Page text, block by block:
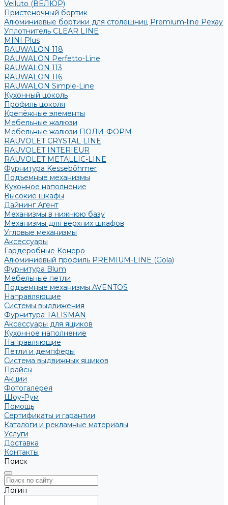
Velluto (ВЕЛЮР)
Пристеночный бортик
Алюминиевые бортики для столешниц Premium‑line Рехау
Уплотнитель CLEAR LINE
MINI Plus
RAUWALON 118
RAUWALON Perfetto-Line
RAUWALON 113
RAUWALON 116
RAUWALON Simple-Line
Кухонный цоколь
Профиль цоколя
Крепёжные элементы
Мебельные жалюзи
Мебельные жалюзи ПОЛИ-ФОРМ
RAUVOLET CRYSTAL LINE
RAUVOLET INTERIEUR
RAUVOLET METALLIC-LINE
Фурнитура Kesseböhmer
Подъемные механизмы
Кухонное наполнение
Высокие шкафы
Дайнинг Агент
Механизмы в нижнюю базу
Механизмы для верхних шкафов
Угловые механизмы
Аксессуары
Гардеробные Конеро
Алюминиевый профиль PREMIUM-LINE (Gola)
Фурнитура Blum
Мебельные петли
Подъемные механизмы AVENTOS
Направляющие
Системы выдвижения
Фурнитура TALISMAN
Аксессуары для ящиков
Кухонное наполнение
Направляющие
Петли и демпферы
Система выдвижных ящиков
Прайсы
Акции
Фотогалерея
Шоу-Рум
Помощь
Сертификаты и гарантии
Каталоги и рекламные материалы
Услуги
Доставка
Контакты
Поиск
Логин